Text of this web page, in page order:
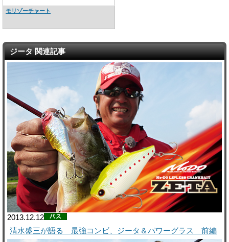
モリゾーチャート
ジータ 関連記事
2013.12.12
清水盛三が語る 最強コンビ、ジータ＆パワーグラス 前編